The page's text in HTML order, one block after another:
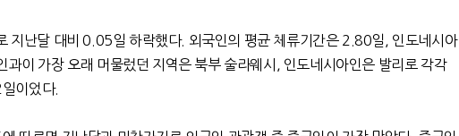
지난달 대비 0.05일 하락했다. 외국인의 평균 체류기간은 2.80일, 인도네시아
이 가장 오래 머물렀던 지역은 북부 술라웨시, 인도네시아인은 발리로 각각
이었다.